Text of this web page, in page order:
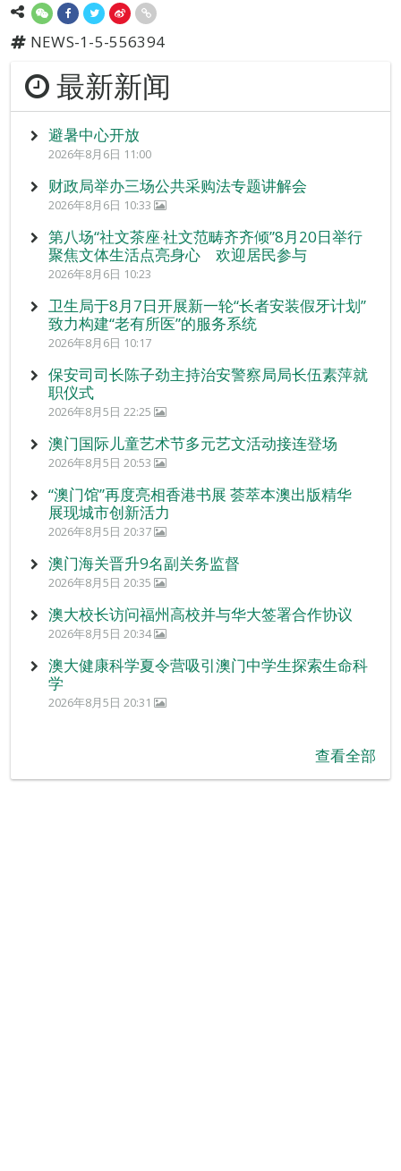
NEWS-1-5-556394
最新新闻
避暑中心开放
2026年8月6日 11:00
财政局举办三场公共采购法专题讲解会
2026年8月6日 10:33
第八场“社文茶座‧社文范畴齐齐倾”8月20日举行
聚焦文体生活点亮身心 欢迎居民参与
2026年8月6日 10:23
卫生局于8月7日开展新一轮“长者安装假牙计划”
致力构建“老有所医”的服务系统
2026年8月6日 10:17
保安司司长陈子劲主持治安警察局局长伍素萍就
职仪式
2026年8月5日 22:25
澳门国际儿童艺术节多元艺文活动接连登场
2026年8月5日 20:53
“澳门馆”再度亮相香港书展 荟萃本澳出版精华
展现城市创新活力
2026年8月5日 20:37
澳门海关晋升9名副关务监督
2026年8月5日 20:35
澳大校长访问福州高校并与华大签署合作协议
2026年8月5日 20:34
澳大健康科学夏令营吸引澳门中学生探索生命科
学
2026年8月5日 20:31
查看全部